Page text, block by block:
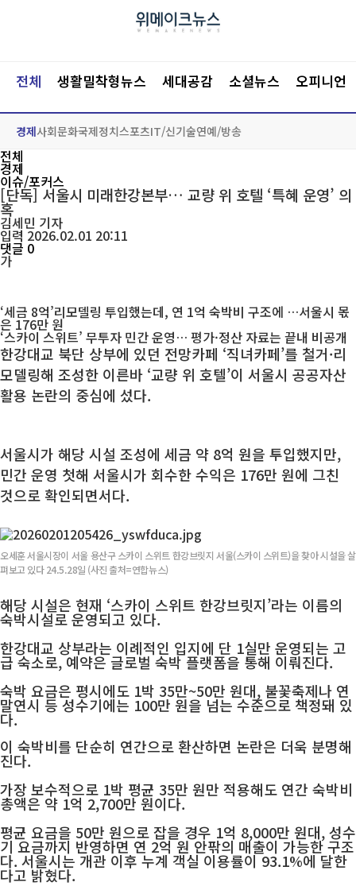
전체 생활밀착형뉴스 세대공감 소셜뉴스 오피니언
경제사회문화국제정치스포츠IT/신기술연예/방송
전체
경제
이슈/포커스
[단독] 서울시 미래한강본부… 교량 위 호텔 ‘특혜 운영’ 의
혹
김세민 기자
입력 2026.02.01 20:11
댓글 0
가
‘세금 8억’리모델링 투입했는데, 연 1억 숙박비 구조에 …서울시 몫
은 176만 원
‘스카이 스위트’ 무투자 민간 운영… 평가·정산 자료는 끝내 비공개
한강대교 북단 상부에 있던 전망카페 ‘직녀카페’를 철거·리
모델링해 조성한 이른바 ‘교량 위 호텔’이 서울시 공공자산
활용 논란의 중심에 섰다.
서울시가 해당 시설 조성에 세금 약 8억 원을 투입했지만,
민간 운영 첫해 서울시가 회수한 수익은 176만 원에 그친
것으로 확인되면서다.
오세훈 서울시장이 서울 용산구 스카이 스위트 한강브릿지 서울(스카이 스위트)을 찾아 시설을 살
펴보고 있다 24.5.28일 (사진 출처=연합뉴스)
해당 시설은 현재 ‘스카이 스위트 한강브릿지’라는 이름의
숙박시설로 운영되고 있다.
한강대교 상부라는 이례적인 입지에 단 1실만 운영되는 고
급 숙소로, 예약은 글로벌 숙박 플랫폼을 통해 이뤄진다.
숙박 요금은 평시에도 1박 35만~50만 원대, 불꽃축제나 연
말연시 등 성수기에는 100만 원을 넘는 수준으로 책정돼 있
다.
이 숙박비를 단순히 연간으로 환산하면 논란은 더욱 분명해
진다.
가장 보수적으로 1박 평균 35만 원만 적용해도 연간 숙박비
총액은 약 1억 2,700만 원이다.
평균 요금을 50만 원으로 잡을 경우 1억 8,000만 원대, 성수
기 요금까지 반영하면 연 2억 원 안팎의 매출이 가능한 구조
다. 서울시는 개관 이후 누계 객실 이용률이 93.1%에 달한
다고 밝혔다.